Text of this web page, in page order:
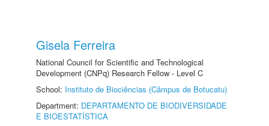
Gisela Ferreira
National Council for Scientific and Technological
Development (CNPq) Research Fellow - Level C
School: Instituto de Biociências (Câmpus de Botucatu)
Department: DEPARTAMENTO DE BIODIVERSIDADE
E BIOESTATÍSTICA